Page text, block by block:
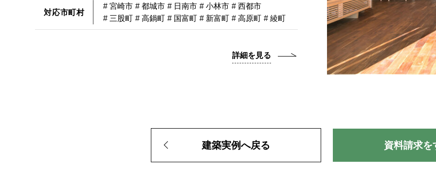
対応市町村
# 宮崎市 # 都城市 # 日南市 # 小林市 # 西都市
# 三股町 # 高鍋町 # 国富町 # 新富町 # 高原町 # 綾町
詳細を見る
建築実例へ戻る 資料請求を